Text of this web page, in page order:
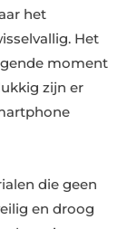
het
Het
moment
zijn er
die geen
en droog